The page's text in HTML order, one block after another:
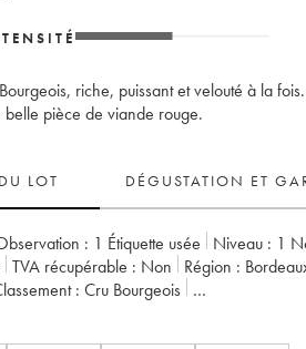
riche, puissant et velouté à la
pièce de viande rouge.
LOT DÉGUSTATION ET
: 1 Étiquette usée Niveau : 1
TVA récupérable : non Région :
Classement :
Cru Bourgeois